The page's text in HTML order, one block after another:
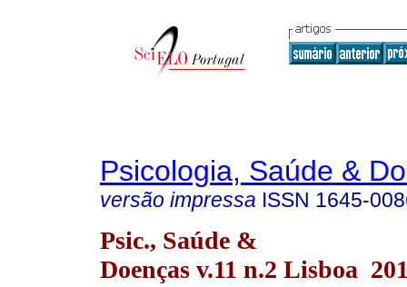
Psicologia, Saúde &
versão impressa ISSN 1645-
Psic., Saúde &
Doenças v.11 n.2 Lisboa